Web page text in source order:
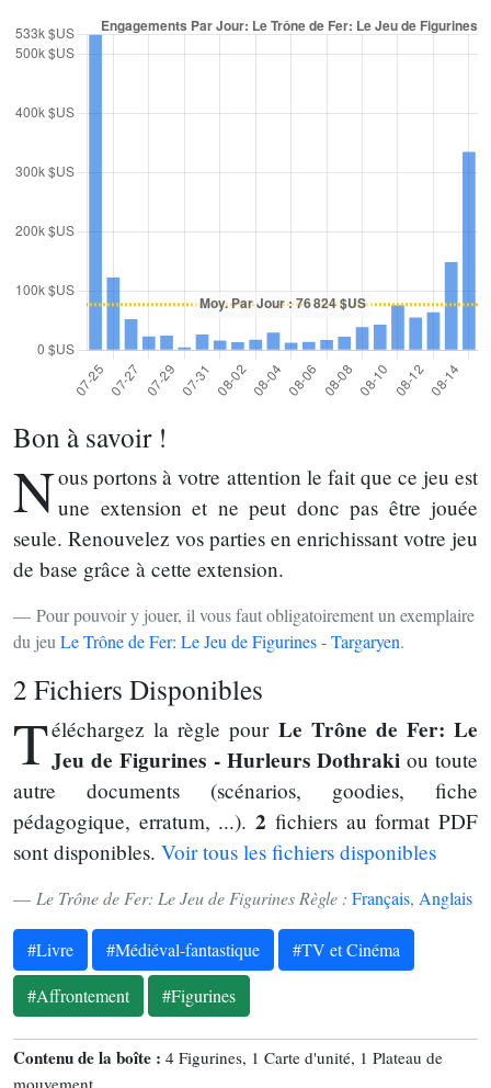
Bon à savoir !
Nous portons à votre attention le fait que ce jeu est
une extension et ne peut donc pas être jouée
seule. Renouvelez vos parties en enrichissant votre jeu
de base grâce à cette extension.
Pour pouvoir y jouer, il vous faut obligatoirement un exemplaire
du jeu Le Trône de Fer: Le Jeu de Figurines - Targaryen.
2 Fichiers Disponibles
Téléchargez la règle pour Le Trône de Fer: Le
Jeu de Figurines - Hurleurs Dothraki ou toute
autre documents (scénarios, goodies, fiche
pédagogique, erratum, ...).2 fichiers au format PDF
sont disponibles. Voir tous les fichiers disponibles
Le Trône de Fer: Le Jeu de Figurines Règle : Français, Anglais
#Livre #Médiéval-fantastique
#TV et Cinéma
#Affrontement
#Figurines
Contenu de la boîte : 4 Figurines, 1 Carte d'unité, 1 Plateau de
mouvement.